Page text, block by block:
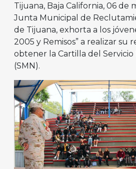
Tijuana, Baja California, 06 de
Junta Municipal de
de Tijuana, exhorta a los
2005 y Remisos” a realizar su
obtener la Cartilla del Servicio
(SMN).